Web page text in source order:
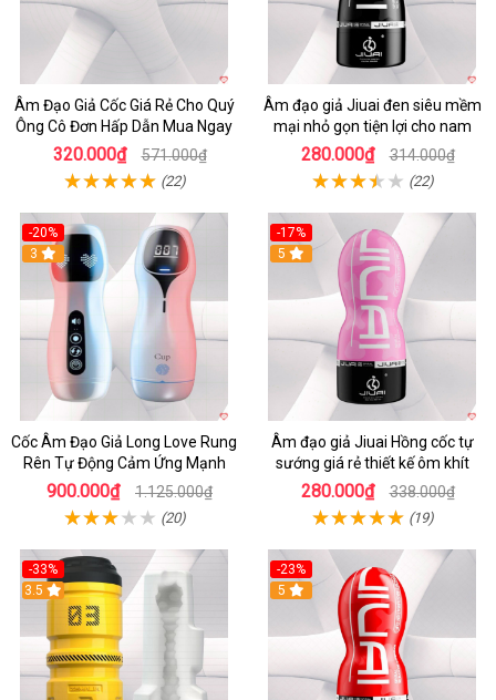
Âm Đạo Giả Cốc Giá Rẻ Cho Quý
Ông Cô Đơn Hấp Dẫn Mua Ngay
320.000₫ 571.000₫
(22)
Âm đạo giả Jiuai đen siêu mềm
mại nhỏ gọn tiện lợi cho nam
280.000₫ 314.000₫
(22)
-20%
3
Cốc Âm Đạo Giả Long Love Rung
Rên Tự Động Cảm Ứng Mạnh
900.000₫ 1.125.000₫
(20)
-17%
5
Âm đạo giả Jiuai Hồng cốc tự
sướng giá rẻ thiết kế ôm khít
280.000₫ 338.000₫
(19)
-33%
3.5
-23%
5